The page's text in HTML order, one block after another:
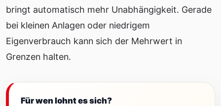
bringt automatisch mehr Unabhängigkeit. Gerade
bei kleinen Anlagen oder niedrigem
Eigenverbrauch kann sich der Mehrwert in
Grenzen halten.
Für wen lohnt es sich?